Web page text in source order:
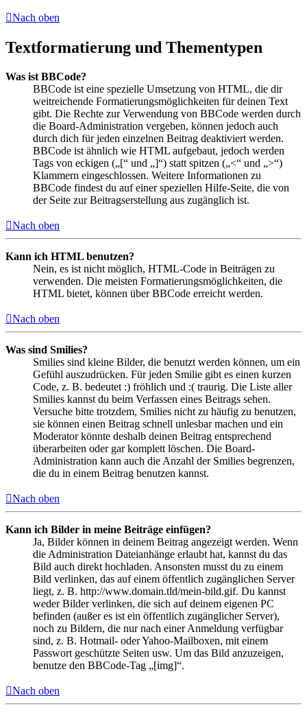
Nach oben
Textformatierung und Thementypen
Was ist BBCode?
BBCode ist eine spezielle Umsetzung von HTML, die dir
weitreichende Formatierungsmöglichkeiten für deinen Text
gibt. Die Rechte zur Verwendung von BBCode werden durch
die Board-Administration vergeben, können jedoch auch
durch dich für jeden einzelnen Beitrag deaktiviert werden.
BBCode ist ähnlich wie HTML aufgebaut, jedoch werden
Tags von eckigen („[“ und „]“) statt spitzen („<“ und „>“)
Klammern eingeschlossen. Weitere Informationen zu
BBCode findest du auf einer speziellen Hilfe-Seite, die von
der Seite zur Beitragserstellung aus zugänglich ist.
Nach oben
Kann ich HTML benutzen?
Nein, es ist nicht möglich, HTML-Code in Beiträgen zu
verwenden. Die meisten Formatierungsmöglichkeiten, die
HTML bietet, können über BBCode erreicht werden.
Nach oben
Was sind Smilies?
Smilies sind kleine Bilder, die benutzt werden können, um ein
Gefühl auszudrücken. Für jeden Smilie gibt es einen kurzen
Code, z. B. bedeutet :) fröhlich und :( traurig. Die Liste aller
Smilies kannst du beim Verfassen eines Beitrags sehen.
Versuche bitte trotzdem, Smilies nicht zu häufig zu benutzen,
sie können einen Beitrag schnell unlesbar machen und ein
Moderator könnte deshalb deinen Beitrag entsprechend
überarbeiten oder gar komplett löschen. Die Board-
Administration kann auch die Anzahl der Smilies begrenzen,
die du in einem Beitrag benutzen kannst.
Nach oben
Kann ich Bilder in meine Beiträge einfügen?
Ja, Bilder können in deinem Beitrag angezeigt werden. Wenn
die Administration Dateianhänge erlaubt hat, kannst du das
Bild auch direkt hochladen. Ansonsten musst du zu einem
Bild verlinken, das auf einem öffentlich zugänglichen Server
liegt, z. B. http://www.domain.tld/mein-bild.gif. Du kannst
weder Bilder verlinken, die sich auf deinem eigenen PC
befinden (außer es ist ein öffentlich zugänglicher Server),
noch zu Bildern, die nur nach einer Anmeldung verfügbar
sind, z. B. Hotmail- oder Yahoo-Mailboxen, mit einem
Passwort geschützte Seiten usw. Um das Bild anzuzeigen,
benutze den BBCode-Tag „[img]“.
Nach oben